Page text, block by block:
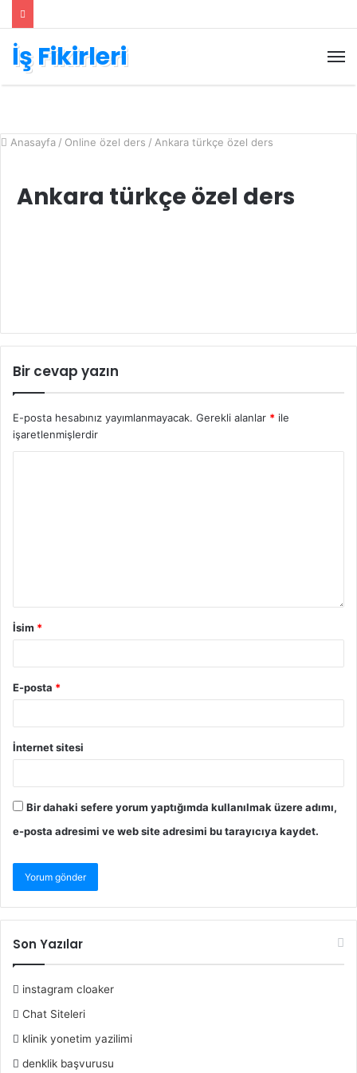
İş Fikirleri
Anasayfa / Online özel ders / Ankara türkçe özel ders
Ankara türkçe özel ders
Bir cevap yazın
E-posta hesabınız yayımlanmayacak. Gerekli alanlar * ile
işaretlenmişlerdir
İsim *
E-posta *
İnternet sitesi
Bir dahaki sefere yorum yaptığımda kullanılmak üzere adımı,
e-posta adresimi ve web site adresimi bu tarayıcıya kaydet.
Son Yazılar
instagram cloaker
Chat Siteleri
klinik yonetim yazilimi
denklik başvurusu